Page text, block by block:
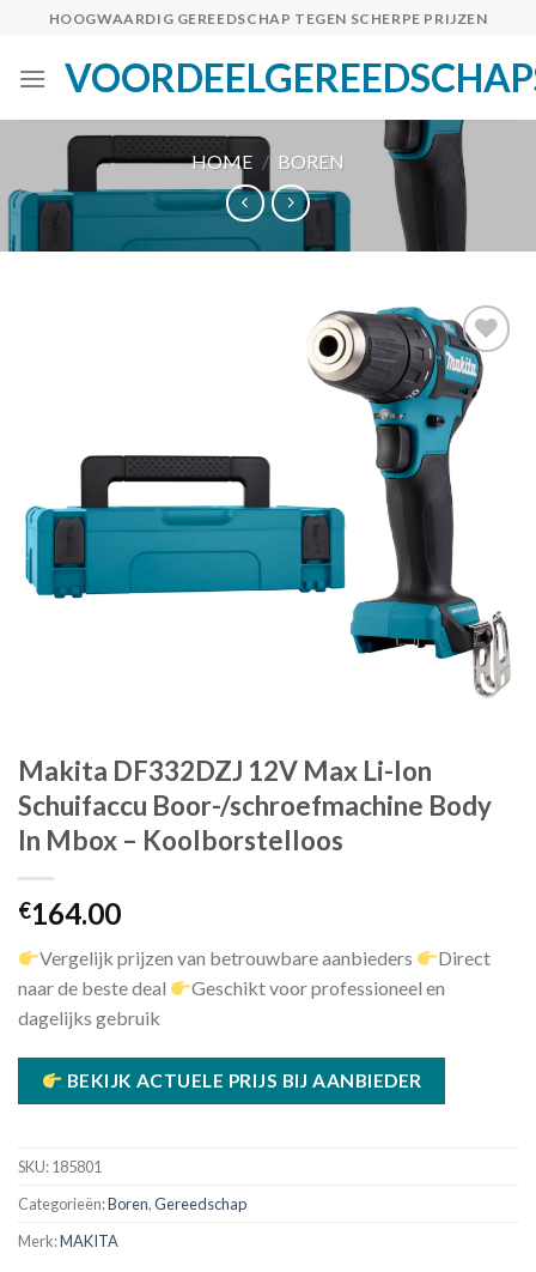
content
HOOGWAARDIG GEREEDSCHAP TEGEN SCHERPE PRIJZEN
HOME / BOREN
Toevoegen
aan
verlanglijst
Makita DF332DZJ 12V Max Li-Ion
Schuifaccu Boor-/schroefmachine Body
In Mbox – Koolborstelloos
€164.00
Vergelijk prijzen van betrouwbare aanbieders
Direct
naar de beste deal
Geschikt voor professioneel en
dagelijks gebruik
BEKIJK ACTUELE PRIJS BIJ AANBIEDER
SKU:185801
Categorieën:Boren,Gereedschap
Merk:MAKITA